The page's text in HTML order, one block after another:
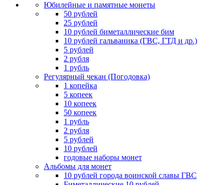
Юбилейные и памятные монеты
50 рублей
25 рублей
10 рублей биметаллические бим
10 рублей гальваника (ГВС, ГТД и др.)
5 рублей
2 рубля
1 рубль
Регулярный чекан (Погодовка)
1 копейка
5 копеек
10 копеек
50 копеек
1 рубль
2 рубля
5 рублей
10 рублей
годовые наборы монет
Альбомы для монет
10 рублей города воинской славы ГВС